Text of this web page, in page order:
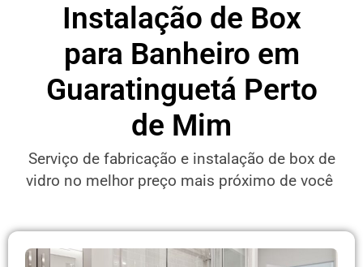
Instalação de Box
para Banheiro em
Guaratinguetá Perto
de Mim
Serviço de fabricação e instalação de box de
vidro no melhor preço mais próximo de você